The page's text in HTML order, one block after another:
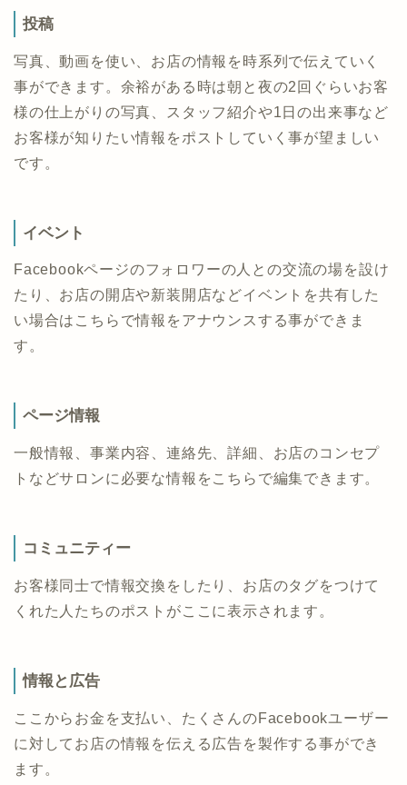
投稿
写真、動画を使い、お店の情報を時系列で伝えていく
事ができます。余裕がある時は朝と夜の2回ぐらいお客
様の仕上がりの写真、スタッフ紹介や1日の出来事など
お客様が知りたい情報をポストしていく事が望ましい
です。
イベント
Facebookページのフォロワーの人との交流の場を設け
たり、お店の開店や新装開店などイベントを共有した
い場合はこちらで情報をアナウンスする事ができま
す。
ページ情報
一般情報、事業内容、連絡先、詳細、お店のコンセプ
トなどサロンに必要な情報をこちらで編集できます。
コミュニティー
お客様同士で情報交換をしたり、お店のタグをつけて
くれた人たちのポストがここに表示されます。
情報と広告
ここからお金を支払い、たくさんのFacebookユーザー
に対してお店の情報を伝える広告を製作する事ができ
ます。